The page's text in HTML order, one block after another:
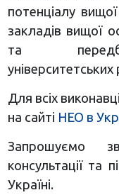
потенціалу
закладів вищої
та
університетських
Для всіх
на сайті НЕО в
Запрошуємо
консультації
Україні.